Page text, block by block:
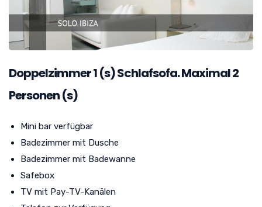
Doppelzimmer1(s) Schlafsofa. Maximal 2
Personen (s)
Mini bar verfügbar
Badezimmer mit Dusche
Badezimmer mit Badewanne
Safebox
TV mit Pay-TV-Kanälen